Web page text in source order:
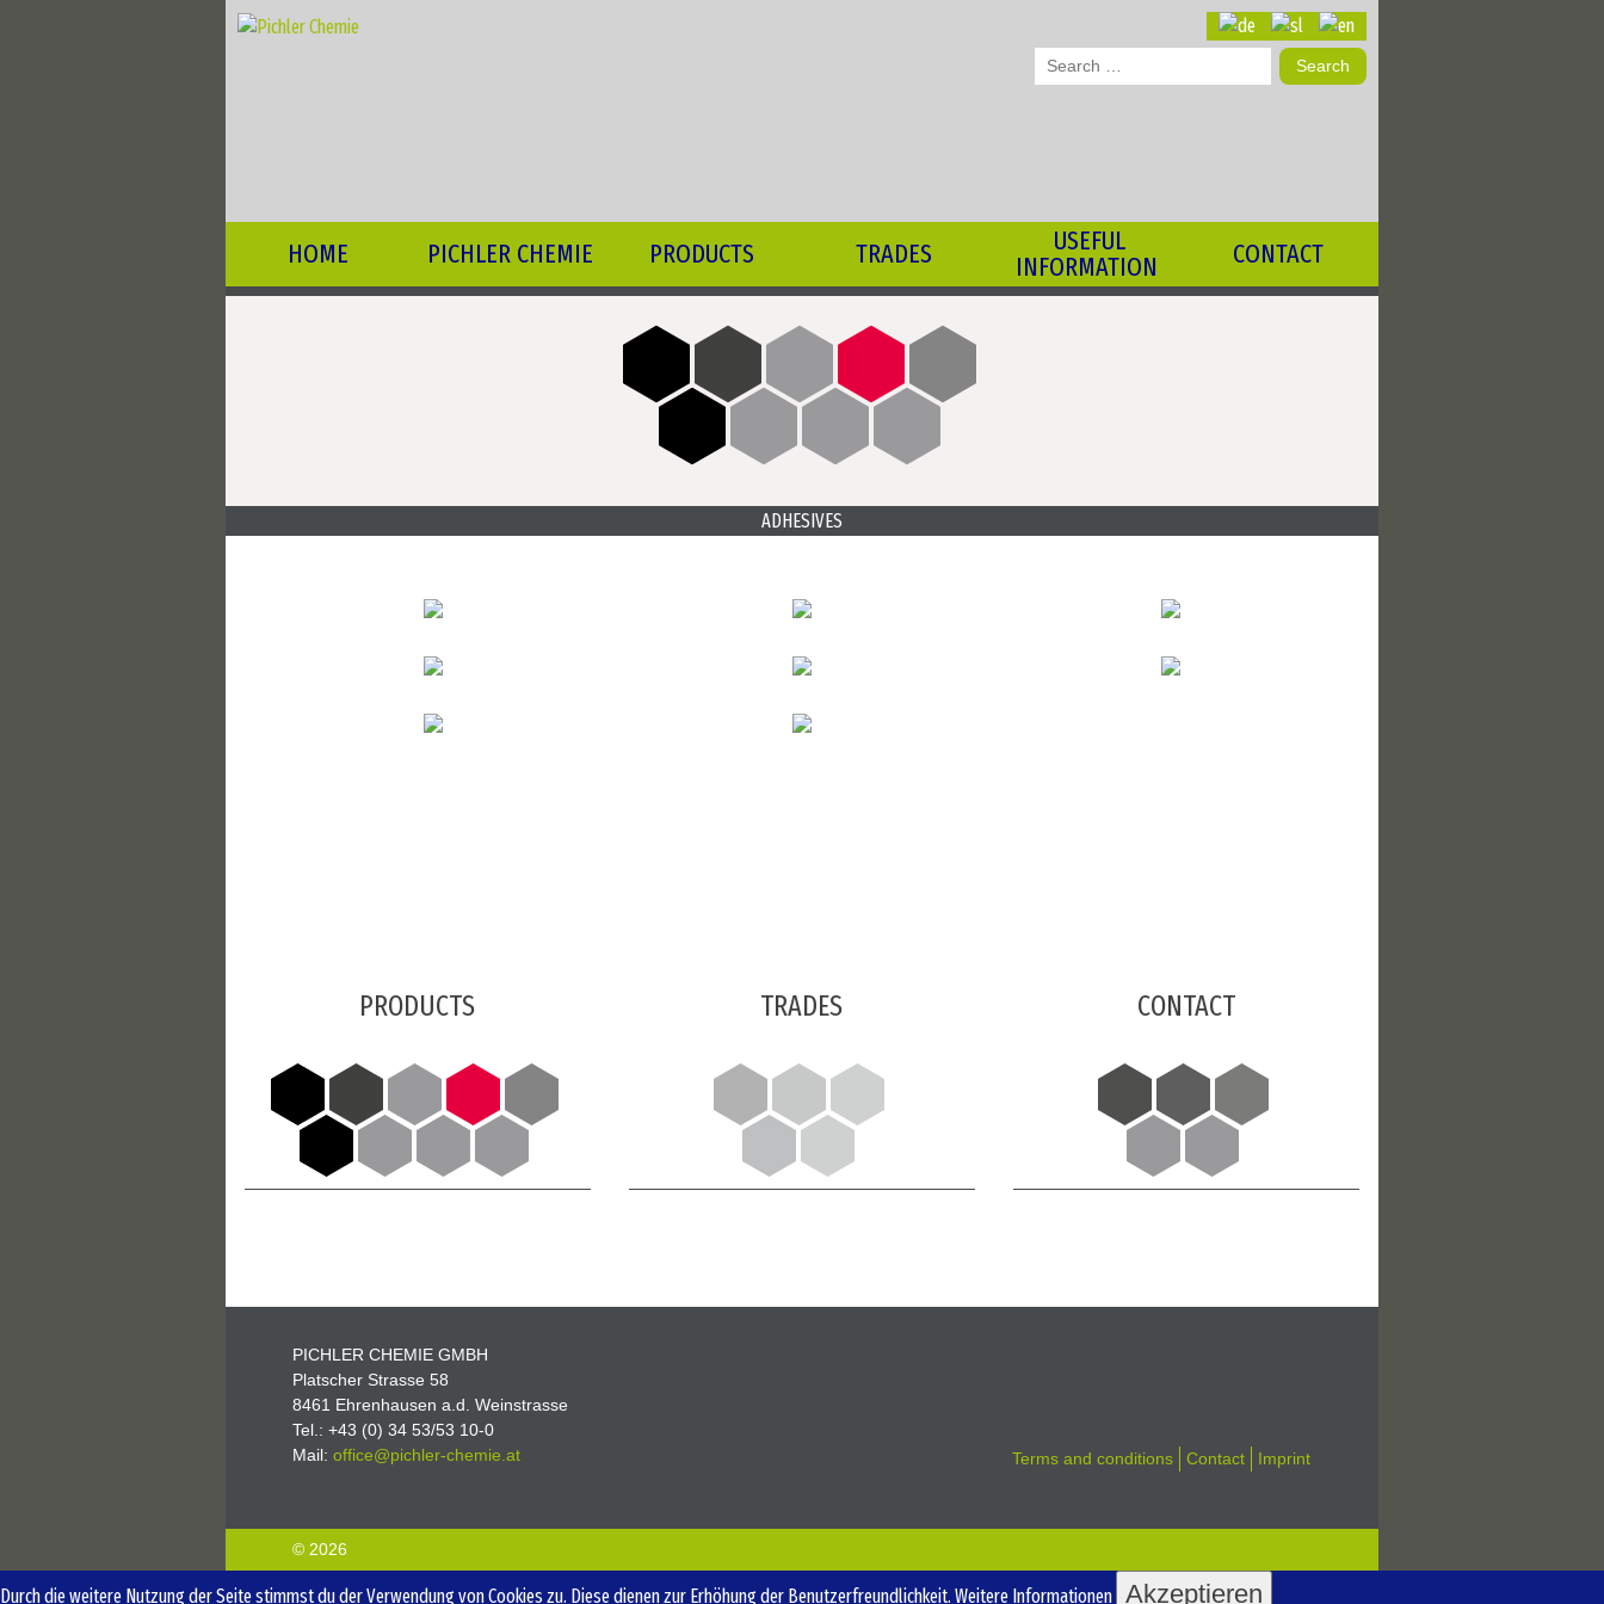
Search
for:
HOME PICHLER CHEMIE PRODUCTS TRADES
USEFUL
INFORMATION
CONTACT
ADHESIVES
PRODUCTS TRADES CONTACT
PICHLER CHEMIE GMBH
Platscher Strasse 58
8461 Ehrenhausen a.d. Weinstrasse
Tel.: +43 (0) 34 53/53 10-0
Mail: office@pichler-chemie.at Terms and conditions Contact Imprint
© 2026
Durch die weitere Nutzung der Seite stimmst du der Verwendung von Cookies zu. Diese dienen zur Erhöhung der Benutzerfreundlichkeit. Weitere Informationen Akzeptieren